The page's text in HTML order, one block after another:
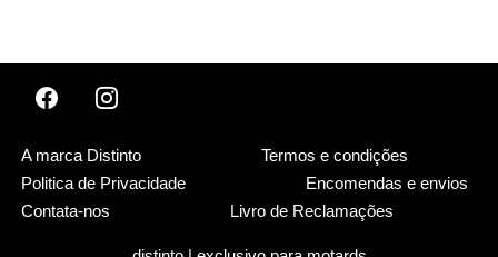
A marca Distinto
Termos e condições
Politica de Privacidade
Encomendas e envios
Contata-nos
Livro de Reclamações